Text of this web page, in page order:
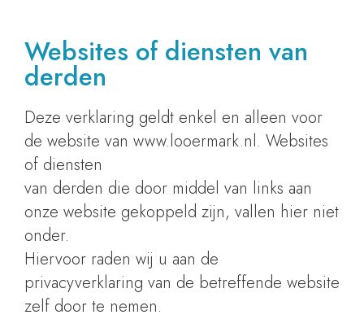
Websites of diensten van
derden
Deze verklaring geldt enkel en alleen voor
de website van www.looermark.nl. Websites
of diensten
van derden die door middel van links aan
onze website gekoppeld zijn, vallen hier niet
onder.
Hiervoor raden wij u aan de
privacyverklaring van de betreffende website
zelf door te nemen.